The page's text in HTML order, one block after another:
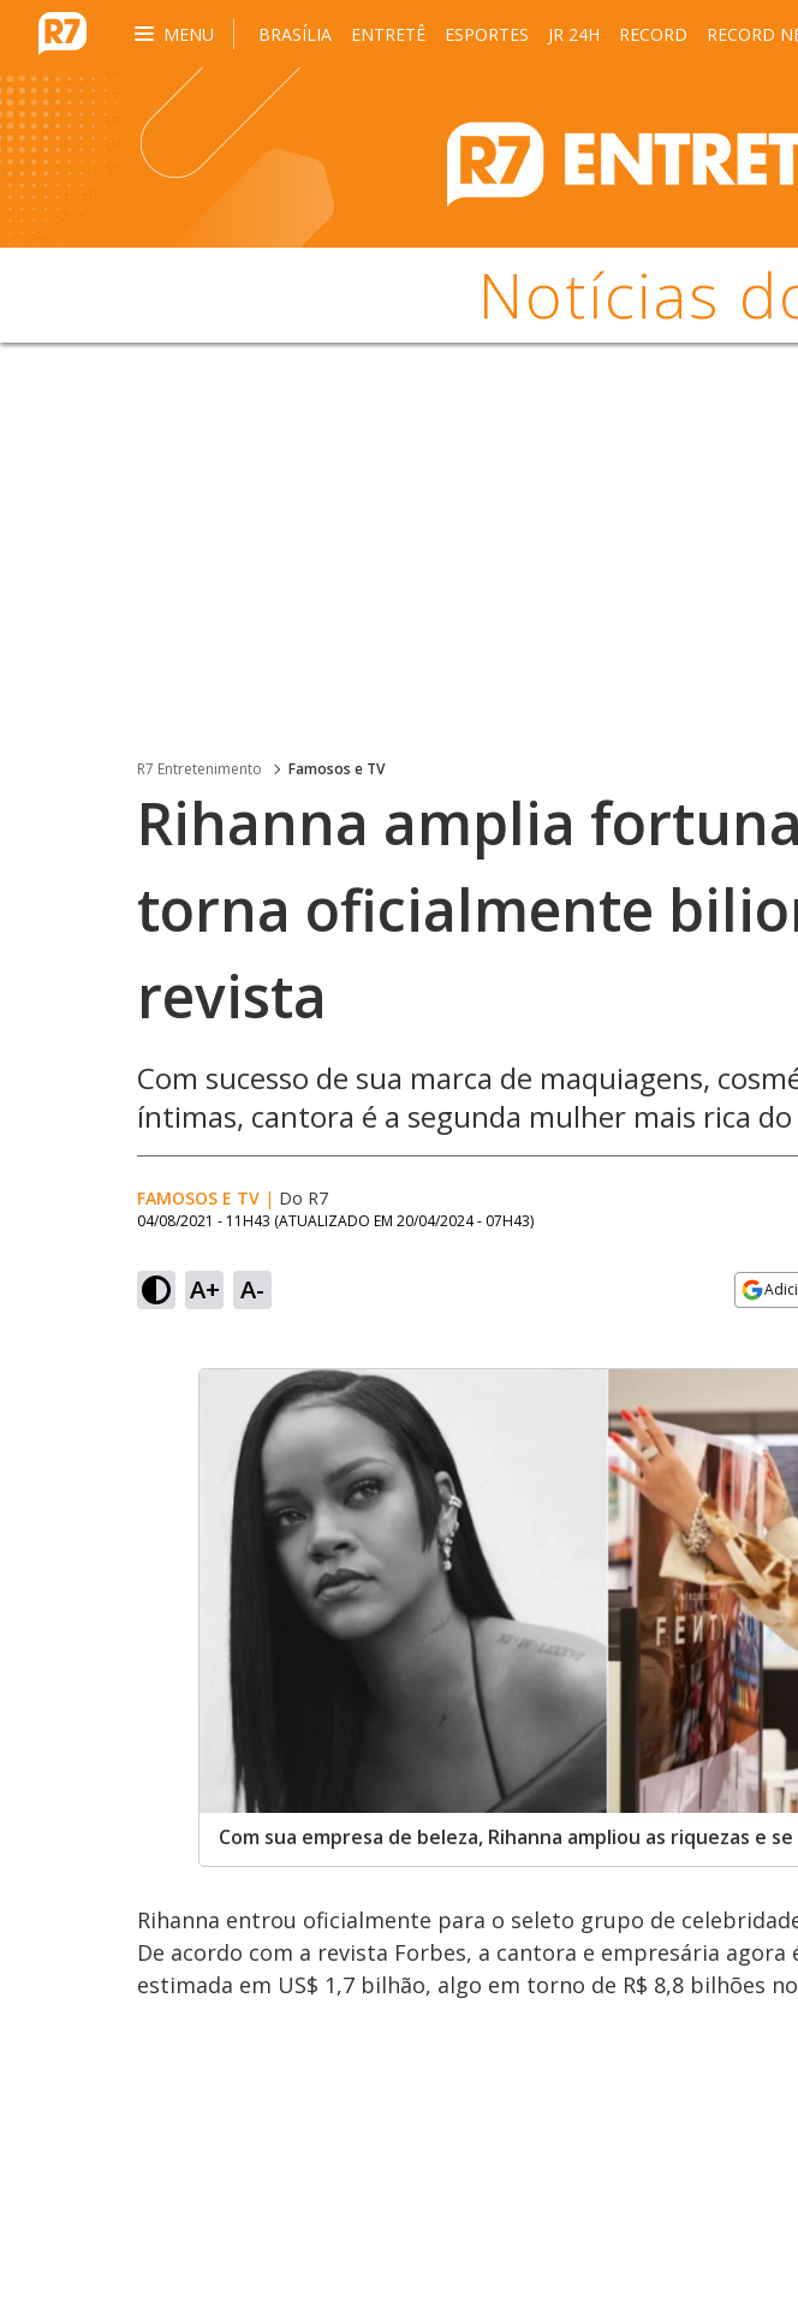
MENU BRASÍLIA ENTRETÊ ESPORTES JR 24H RECORD RECORD
Notícias
R7 Entretenimento Famosos e TV
Rihanna amplia
torna oficialmente
revista
Com sucesso de sua marca de maquiagens,
íntimas, cantora é a segunda mulher mais rica
FAMOSOS E TV | Do R7
04/08/2021 - 11H43 (ATUALIZADO EM 20/04/2024 - 07H43)
A+ A-
Com sua empresa de beleza, Rihanna ampliou as riquezas e
Rihanna entrou oficialmente para o seleto grupo de
De acordo com a revista Forbes, a cantora e empresária
estimada em US$ 1,7 bilhão, algo em torno de R$ 8,8 bilhões